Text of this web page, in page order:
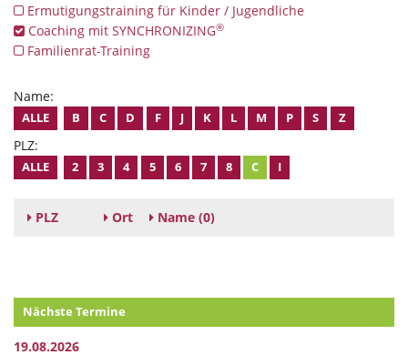
Ermutigungstraining für Kinder / Jugendliche
Coaching mit SYNCHRONIZING®
Familienrat-Training
Name:
ALLE B C D F J K L M P S Z
PLZ:
ALLE 2 3 4 5 6 7 8 C I
PLZ Ort Name (0)
Nächste Termine
19.08.2026